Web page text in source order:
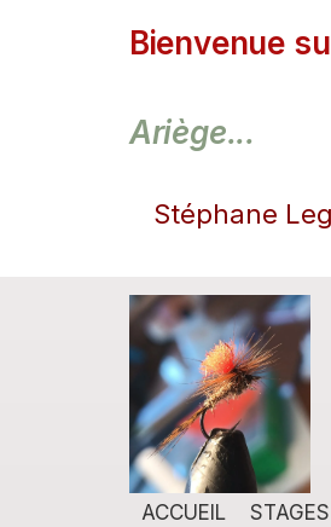
Bienvenue
Ariège...
Stéphane
ACCUEIL